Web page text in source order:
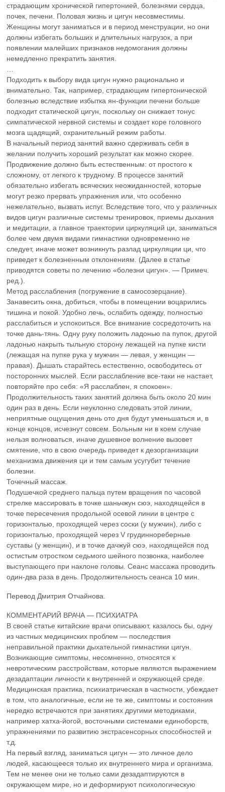
страдающим хронической гипертонией, болезнями сердца,
почек, печени. Половая жизнь и цигун несовместимы.
Женщины могут заниматься и в период менструации, но они
должны избегать больших и длительных нагрузок, а при
появлении малейших признаков недомогания должны
немедленно прекратить занятия.
…
Подходить к выбору вида цигун нужно рационально и
внимательно. Так, например, страдающим гипертонической
болезнью вследствие избытка ян-функции печени больше
подходит статической цигун, поскольку он снижает тонус
симпатической нервной системы и создает коре головного
мозга щадящий, охранительный режим работы.
В начальный период занятий важно сдерживать себя в
желании получить хороший результат как можно скорее.
Продвижение должно быть естественным: от простого к
сложному, от легкого к трудному. В процессе занятий
обязательно избегать всяческих неожиданностей, которые
могут резко прервать упражнения или, что особенно
нежелательно, вызвать испуг. Вследствие того, что у различных
видов цигун различные системы тренировок, приемы дыхания
и медитации, а главное траектории циркуляций ци, заниматься
более чем двумя видами гимнастики одновременно не
следует, иначе может возникнуть разлад циркуляции ци, что
приведет к болезненным отклонениям. (Далее в статье
приводятся советы по лечению «болезни цигун». — Примеч.
ред.).
Метод расслабления (погружение в самосозерцание).
Занавесить окна, добиться, чтобы в помещении воцарились
тишина и покой. Удобно лечь, ослабить одежду, полностью
расслабиться и успокоиться. Все внимание сосредоточить на
точке дань-тянь. Одну руку положить ладонью па пупок, другой
ладонью накрыть тыльную сторону лежащей на пупке кисти
(лежащая на пупке рука у мужчин — левая, у женщин —
правая). Дышать старайтесь естественно, освободитесь от
посторонних мыслей. Если расслабление все-таки не настает,
повторяйте про себя: «Я расслаблен, я спокоен».
Продолжительность таких занятий должна быть около 20 мин
один раз в день. Если неуклонно следовать этой линии,
неприятные ощущения день ото дня будут уменьшаться и, в
конце концов, исчезнут совсем. Больным ни в коем случае
нельзя волноваться, иначе душевное волнение вызовет
смятение, что в свою очередь приведет к дезорганизации
механизма движения ци и тем самым усугубит течение
болезни.
Точечный массаж.
Подушечкой среднего пальца путем вращения по часовой
стрелке массировать в точке шаньчжун сюэ, находящейся в
точке пересечения продольной осевой линии в центре с
горизонталью, проходящей через соски (у мужчин), либо с
горизонталью, проходящей через V грудиннореберные
суставы (у женщин), и в точке дачжуй сюэ, находящейся под
остистым отростком седьмого шейного позвонка, наиболее
выступающего при наклоне головы. Сеанс массажа проводить
один-два раза в день. Продолжительность сеанса 10 мин.
Перевод Дмитрия Отчайнова.
КОММЕНТАРИЙ ВРАЧА — ПСИХИАТРА
В своей статье китайские врачи описывают, казалось бы, одну
из частных медицинских проблем — последствия
неправильной практики дыхательной гимнастики цигун.
Возникающие симптомы, несомненно, относятся к
невротическим расстройствам, которые являются выражением
дезадаптации личности к внутренней и окружающей среде.
Медицинская практика, психиатрическая в частности, убеждает
в том, что аналогичные, если не те же, симптомы и состояния
нередко встречаются при занятиях другими методиками,
например хатха-йогой, восточными системами единоборств,
упражнениями по развитию экстрасенсорных способностей и
т.д.
На первый взгляд, заниматься цигун — это личное дело
людей, касающееся только их внутреннего мира и организма.
Тем не менее они не только сами дезадаптируются в
окружающем мире, но и деформируют психологическую